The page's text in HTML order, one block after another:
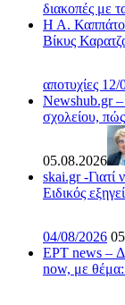
διακοπές με
Η Α.
Βίκυς
αποτυχίες
Newshub.gr –
σχολείου,
05.08.2026
skai.gr -Γιατί
Ειδικός
04/08/2026
ΕΡΤ news –
now, με θέμα: